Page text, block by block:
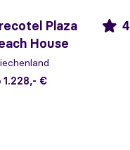
Plaza
House
4
1.228,- €